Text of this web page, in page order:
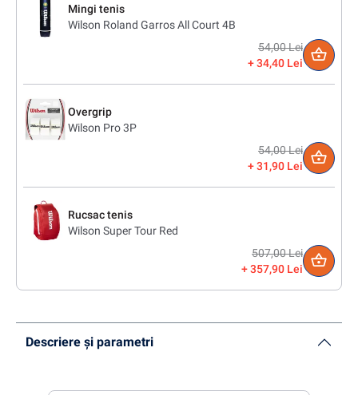
Mingi tenis
Wilson Roland Garros All Court 4B
54,00 Lei
34,40 Lei
Overgrip
Wilson Pro 3P
54,00 Lei
31,90 Lei
Rucsac tenis
Wilson Super Tour Red
507,00 Lei
357,90 Lei
Descriere și parametri